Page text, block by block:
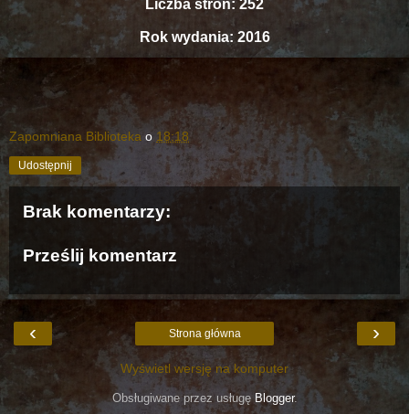
Liczba stron: 252
Rok wydania: 2016
Zapomniana Biblioteka o 18:18
Udostępnij
Brak komentarzy:
Prześlij komentarz
‹ ›
Strona główna
Wyświetl wersję na komputer
Obsługiwane przez usługę Blogger.